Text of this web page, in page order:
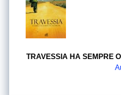
TRAVESSIA HA SEMPRE